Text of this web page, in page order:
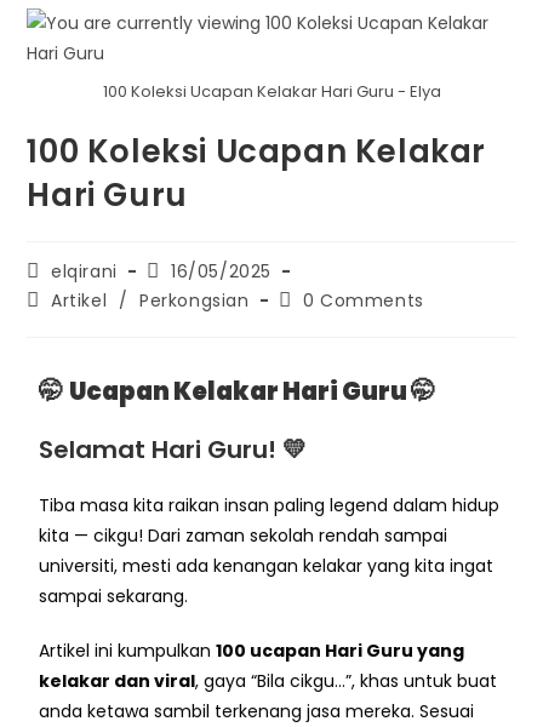
100 Koleksi Ucapan Kelakar Hari Guru - Elya
100 Koleksi Ucapan Kelakar
Hari Guru
elqirani
16/05/2025
Artikel / Perkongsian 0 Comments
🤭 Ucapan Kelakar Hari Guru🤭
Selamat Hari Guru! 💛
Tiba masa kita raikan insan paling legend dalam hidup
kita — cikgu! Dari zaman sekolah rendah sampai
universiti, mesti ada kenangan kelakar yang kita ingat
sampai sekarang.
Artikel ini kumpulkan100 ucapan Hari Guru yang
kelakar dan viral, gaya “Bila cikgu…”, khas untuk buat
anda ketawa sambil terkenang jasa mereka. Sesuai